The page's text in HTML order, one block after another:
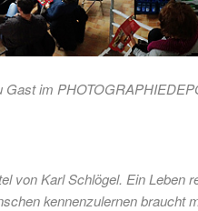
Gast im
von Karl Schlögel. Ein Leben
kennenzulernen braucht